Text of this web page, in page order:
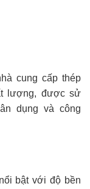
cung cấp thép
lượng, được sử
dụng và công
bật với độ bền